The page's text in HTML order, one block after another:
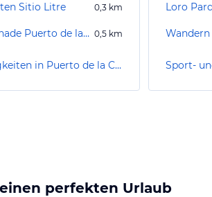
Sitio Litre 0,3 km
Strandpromenade Puerto de la Cruz 0,5 km
Sehenswürdigkeiten in Puerto de la Cruz
Loro
perfekten Urlaub